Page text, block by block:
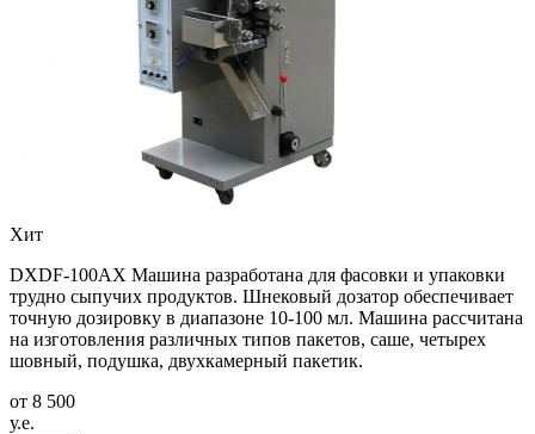
Хит
DXDF-100AX Машина разработана для фасовки и упаковки
трудно сыпучих продуктов. Шнековый дозатор обеспечивает
точную дозировку в диапазоне 10-100 мл. Машина рассчитана
на изготовления различных типов пакетов, саше, четырех
шовный, подушка, двухкамерный пакетик.
от 8 500
у.е.